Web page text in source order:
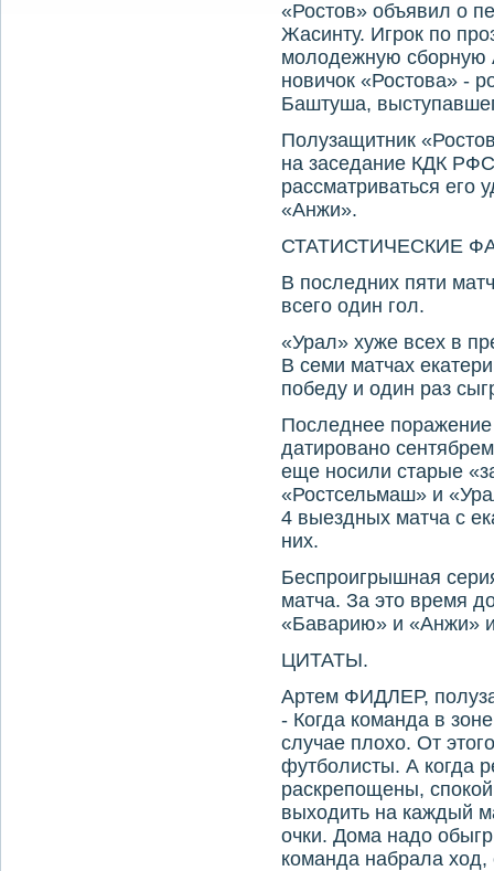
«Ростов» объявил о
Жасинту. Игрок по
молодежную сборную
новичок «Ростова» -
Баштуша,
Полузащитник
на заседание КДК
рассматриваться его
«Анжи».
СТАТИСТИЧЕСКИЕ
В последних пяти
всего один гол.
«Урал» хуже всех в
В семи матчах
победу и один раз
Последнее поражение
датировано
еще носили старые
«Ростсельмаш» и
4 выездных матча с
них.
Беспроигрышная
матча. За это время
«Баварию» и «Анжи»
ЦИТАТЫ.
Артем ФИДЛЕР,
- Когда команда в
случае плохо. От
футболисты. А когда
раскрепощены,
выходить на каждый
очки. Дома надо
команда набрала